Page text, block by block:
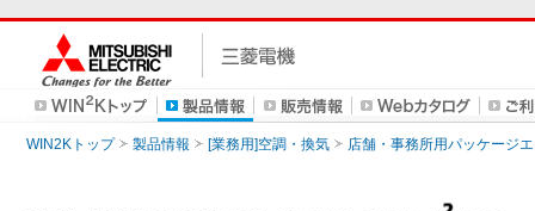
WIN2Kトップ 製品情報 [業務用]空調・換気 店舗・事務所用パッケージ